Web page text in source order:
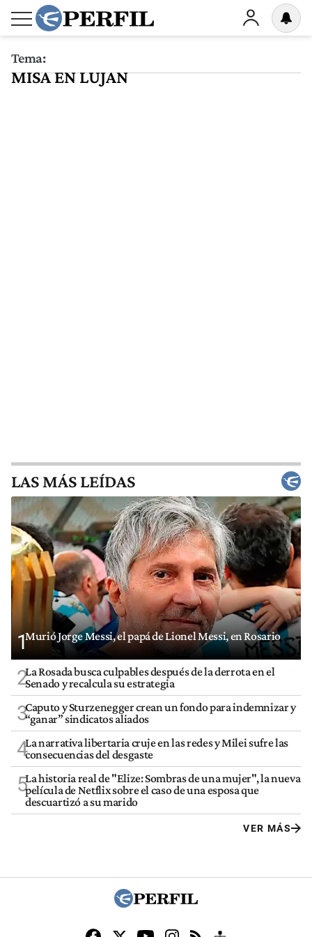
Tema:
MISA EN LUJAN
LAS MÁS LEÍDAS
1Murió Jorge Messi, el papá de Lionel Messi, en Rosario
2La Rosada busca culpables después de la derrota en el
Senado y recalcula su estrategia
3Caputo y Sturzenegger crean un fondo para indemnizar y
“ganar” sindicatos aliados
4La narrativa libertaria cruje en las redes y Milei sufre las
consecuencias del desgaste
5La historia real de "Elize: Sombras de una mujer", la nueva
película de Netflix sobre el caso de una esposa que
descuartizó a su marido
VER MÁS